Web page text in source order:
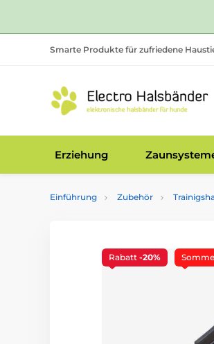
Smarte Produkte für zufriedene
Erziehung
Einführung Zubehör
Rabatt -20%